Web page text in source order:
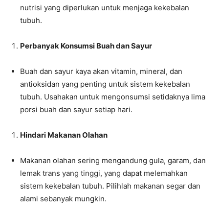
nutrisi yang diperlukan untuk menjaga kekebalan
tubuh.
Perbanyak Konsumsi Buah dan Sayur
Buah dan sayur kaya akan vitamin, mineral, dan
antioksidan yang penting untuk sistem kekebalan
tubuh. Usahakan untuk mengonsumsi setidaknya lima
porsi buah dan sayur setiap hari.
Hindari Makanan Olahan
Makanan olahan sering mengandung gula, garam, dan
lemak trans yang tinggi, yang dapat melemahkan
sistem kekebalan tubuh. Pilihlah makanan segar dan
alami sebanyak mungkin.